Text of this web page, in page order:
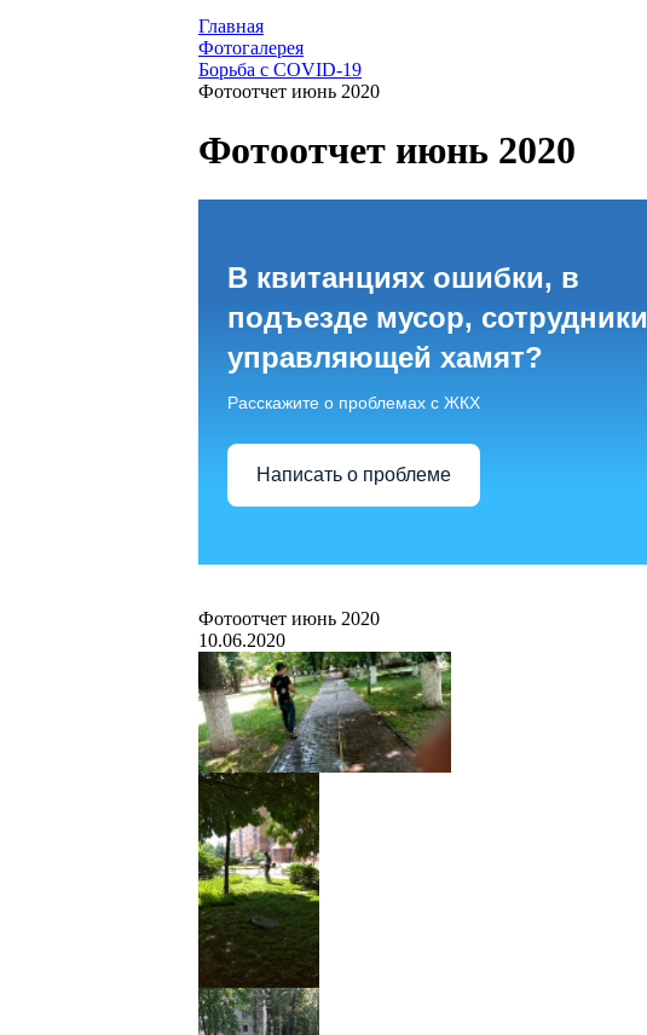
Главная
Фотогалерея
Борьба с COVID-19
Фотоотчет июнь 2020
Фотоотчет июнь 2020
В квитанциях ошибки, в
подъезде мусор, сотрудники
управляющей хамят?
Расскажите о проблемах с ЖКХ
Написать о проблеме
Фотоотчет июнь 2020
10.06.2020